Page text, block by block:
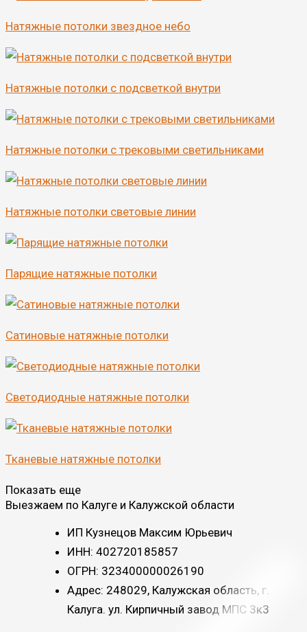
Натяжные потолки звездное небо
Натяжные потолки с подсветкой внутри
Натяжные потолки с трековыми светильниками
Натяжные потолки световые линии
Парящие натяжные потолки
Сатиновые натяжные потолки
Светодиодные натяжные потолки
Тканевые натяжные потолки
Показать еще
Выезжаем по Калуге и Калужской области
ИП Кузнецов Максим Юрьевич
ИНН: 402720185857
ОГРН: 323400000026190
Адрес: 248029, Калужская область, г.
Калуга. ул. Кирпичный завод МПС 3к3